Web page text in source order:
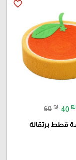
favorite_border
60 ₪ 40 ₪
قطط برتقالة